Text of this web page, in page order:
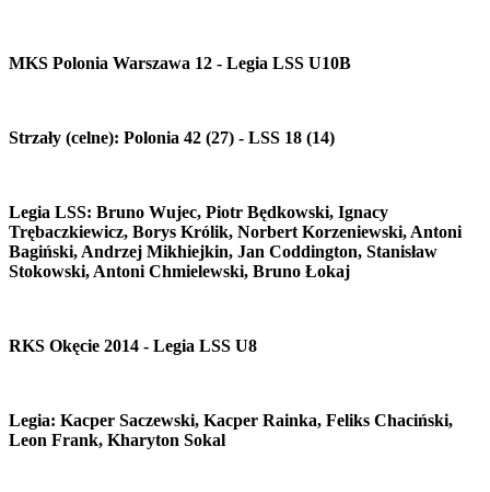
MKS Polonia Warszawa 12 - Legia LSS U10B
Strzały (celne): Polonia 42 (27) - LSS 18 (14)
Legia LSS: Bruno Wujec, Piotr Będkowski, Ignacy
Trębaczkiewicz, Borys Królik, Norbert Korzeniewski, Antoni
Bagiński, Andrzej Mikhiejkin, Jan Coddington, Stanisław
Stokowski, Antoni Chmielewski, Bruno Łokaj
RKS Okęcie 2014 - Legia LSS U8
Legia: Kacper Saczewski, Kacper Rainka, Feliks Chaciński,
Leon Frank, Kharyton Sokal